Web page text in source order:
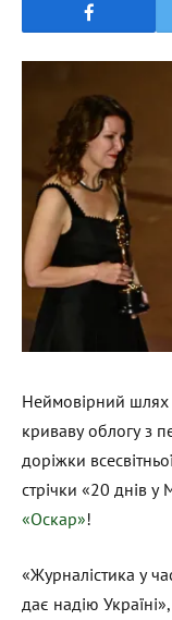
Неймовірний шлях
криваву облогу з
доріжки
стрічки «20 днів у
«Оскар»!
«Журналістика у
дає надію